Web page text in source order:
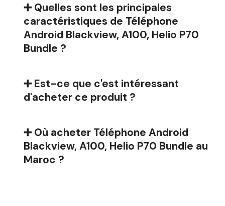
➕ Quelles sont les principales
caractéristiques de Téléphone
Android Blackview, A100, Helio P70
Bundle ?
➕ Est-ce que c'est intéressant
d'acheter ce produit ?
➕ Où acheter Téléphone Android
Blackview, A100, Helio P70 Bundle au
Maroc ?